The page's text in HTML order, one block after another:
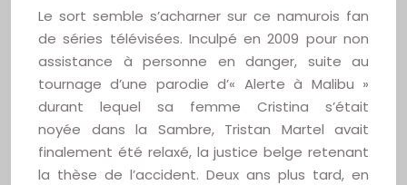
Le sort semble s’acharner sur ce namurois fan
de séries télévisées. Inculpé en 2009 pour non
assistance à personne en danger, suite au
tournage d’une parodie d’« Alerte à Malibu »
durant lequel sa femme Cristina s’était
noyée dans la Sambre, Tristan Martel avait
finalement été relaxé, la justice belge retenant
la thèse de l’accident. Deux ans plus tard, en